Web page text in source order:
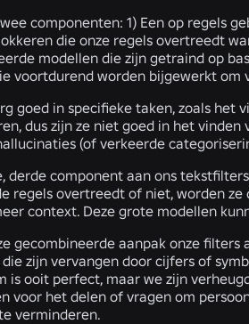
componenten: 1) Een op regels
die onze regels overtreedt
modellen die zijn getraind op
voortdurend worden bijgewerkt
goed in specifieke taken, zoals
dus zijn ze niet goed in het
(of verkeerde
derde component aan ons
regels overtreedt of niet, worden
context. Deze grote modellen
gecombineerde aanpak onze
zijn vervangen door cijfers of
is ooit perfect, maar we zijn
voor het delen of vragen om
verminderen.